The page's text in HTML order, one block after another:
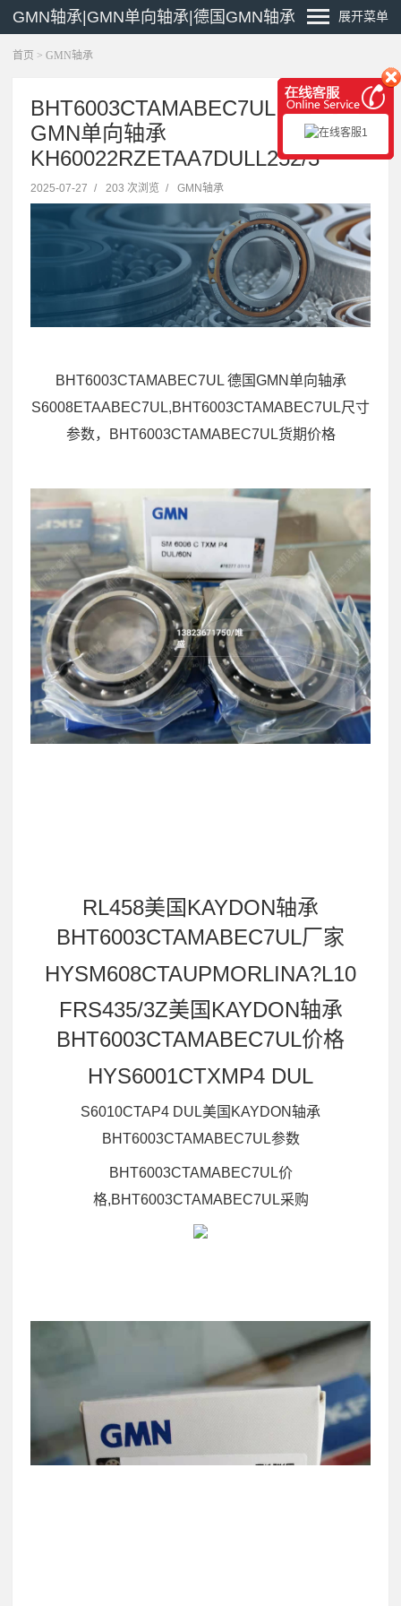
GMN轴承|GMN单向轴承|德国GMN轴承 展开菜单
首页 > GMN轴承
BHT6003CTAMABEC7UL 德国
GMN单向轴承
KH60022RZETAA7DULL252/3
2025-07-27 / 203 次浏览 / GMN轴承
BHT6003CTAMABEC7UL 德国GMN单向轴承
S6008ETAABEC7UL,BHT6003CTAMABEC7UL尺寸
参数，BHT6003CTAMABEC7UL货期价格
RL458美国KAYDON轴承
BHT6003CTAMABEC7UL厂家
HYSM608CTAUPMORLINA?L10
FRS435/3Z美国KAYDON轴承
BHT6003CTAMABEC7UL价格
HYS6001CTXMP4 DUL
S6010CTAP4 DUL美国KAYDON轴承
BHT6003CTAMABEC7UL参数
BHT6003CTAMABEC7UL价
格,BHT6003CTAMABEC7UL采购